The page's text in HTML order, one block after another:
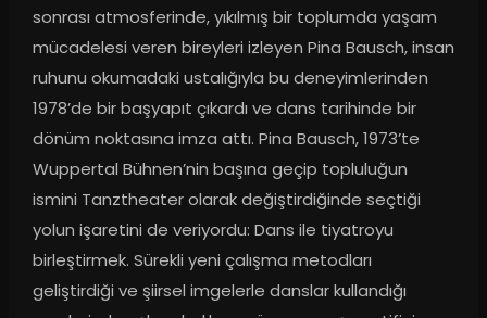
sonrası atmosferinde, yıkılmış bir toplumda yaşam
mücadelesi veren bireyleri izleyen Pina Bausch, insan
ruhunu okumadaki ustalığıyla bu deneyimlerinden
1978’de bir başyapıt çıkardı ve dans tarihinde bir
dönüm noktasına imza attı. Pina Bausch, 1973’te
Wuppertal Bühnen’nin başına geçip topluluğun
ismini Tanztheater olarak değiştirdiğinde seçtiği
yolun işaretini de veriyordu: Dans ile tiyatroyu
birleştirmek. Sürekli yeni çalışma metodları
geliştirdiği ve şiirsel imgelerle danslar kullandığı